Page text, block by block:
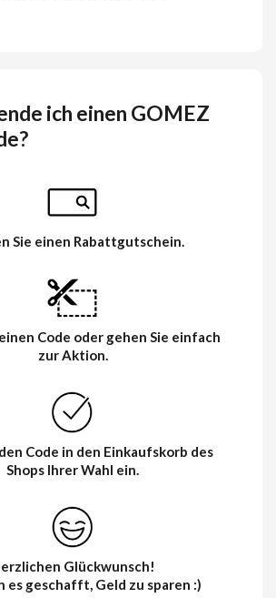
ich einen GOMEZ
Sie einen Rabattgutschein.
Code oder gehen Sie einfach
zur Aktion.
Code in den Einkaufskorb des
Shops Ihrer Wahl ein.
Glückwunsch!
es geschafft, Geld zu sparen :)